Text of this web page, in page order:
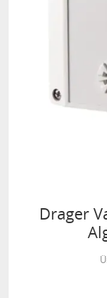
Drager